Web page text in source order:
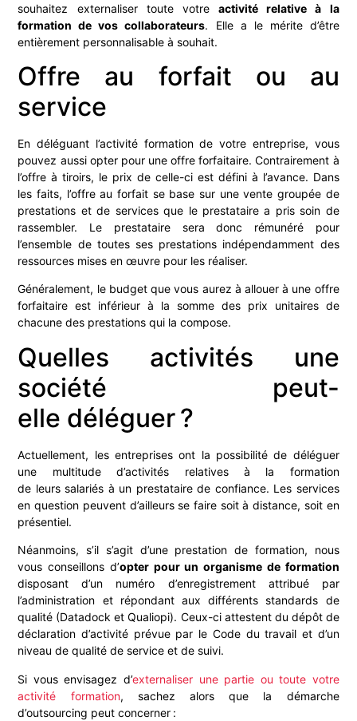
souhaitez externaliser toute votreactivité relative à la
formation de vos collaborateurs. Elle a le mérite d’être
entièrement personnalisable à souhait.
Offre au forfait ou au
service
En déléguant l’activité formation de votre entreprise, vous
pouvez aussi opter pour une offre forfaitaire. Contrairement à
l’offreà tiroirs, le prix de celle-ci est défini à l’avance. Dans
les faits, l’offre au forfait se base surune vente groupée de
prestations et de services que le prestataire a pris soin de
rassembler. Le prestataire sera donc rémunéré pour
l’ensemble de toutes ses prestations indépendamment des
ressources mises en œuvre pour les réaliser.
Généralement, le budget que vous aurez à allouer à une offre
forfaitaire est inférieur à la somme des prix unitaires de
chacune des prestations qui la compose.
Quelles activités une
société peut-
elle déléguer ?
Actuellement, les entreprises ont la possibilité de déléguer
une multitude d’activités relatives à la formation
de leurssalariés à un prestataire de confiance. Les services
en question peuvent d’ailleurs se faire soit à distance, soit en
présentiel.
Néanmoins, s’il s’agit d’une prestation de formation, nous
vous conseillons d’opter pour un organisme de formation
disposant d’un numéro d’enregistrement attribué par
l’administration et répondant aux différents standards de
qualité (Datadock et Qualiopi). Ceux-ci attestent du dépôt de
déclaration d’activité prévue par le Code du travail et d’un
niveau de qualité de service et de suivi.
Si vous envisagez d’externaliser une partie ou toute votre
activité formation, sachez alors que la démarche
d’outsourcing peut concerner :